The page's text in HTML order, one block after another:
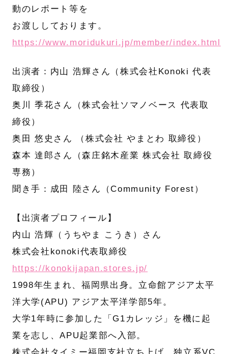
動のレポート等を
お渡ししております。
https://www.moridukuri.jp/member/index.html
出演者：内山 浩輝さん（株式会社Konoki 代表
取締役）
奥川 季花さん（株式会社ソマノベース 代表取
締役）
奥田 悠史さん （株式会社 やまとわ 取締役）
森本 達郎さん（森庄銘木産業 株式会社 取締役
専務）
聞き手：成田 陸さん（Community Forest）
【出演者プロフィール】
内山 浩輝（うちやま こうき）さん
株式会社konoki代表取締役
https://konokijapan.stores.jp/
1998年生まれ、福岡県出身。立命館アジア太平
洋大学(APU) アジア太平洋学部5年。
大学1年時に参加した「G1カレッジ」を機に起
業を志し、APU起業部へ入部。